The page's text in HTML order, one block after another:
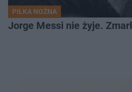
PIŁKA NOŻNA
Jorge Messi nie żyje.